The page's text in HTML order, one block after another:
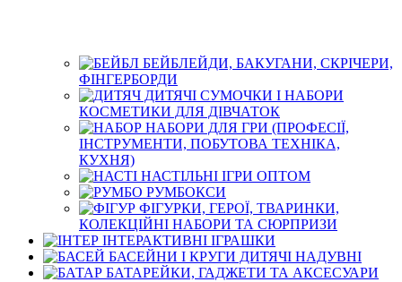
БЕЙБЛЕЙДИ, БАКУГАНИ, СКРІЧЕРИ,
ФІНГЕРБОРДИ
ДИТЯЧІ СУМОЧКИ І НАБОРИ
КОСМЕТИКИ ДЛЯ ДІВЧАТОК
НАБОРИ ДЛЯ ГРИ (ПРОФЕСІЇ,
ІНСТРУМЕНТИ, ПОБУТОВА ТЕХНІКА,
КУХНЯ)
НАСТІЛЬНІ ІГРИ ОПТОМ
РУМБОКСИ
ФІГУРКИ, ГЕРОЇ, ТВАРИНКИ,
КОЛЕКЦІЙНІ НАБОРИ ТА СЮРПРИЗИ
ІНТЕРАКТИВНІ ІГРАШКИ
БАСЕЙНИ І КРУГИ ДИТЯЧІ НАДУВНІ
БАТАРЕЙКИ, ГАДЖЕТИ ТА АКСЕСУАРИ